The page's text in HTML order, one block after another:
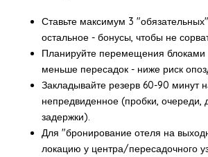
Ставьте максимум 3
остальное - бонусы, чтобы не
Планируйте перемещения блоками
меньше пересадок - ниже риск
Закладывайте резерв 60-90 минут
непредвиденное (пробки, очереди,
задержки).
Для "бронирование отеля на
локацию у центра/пересадочного